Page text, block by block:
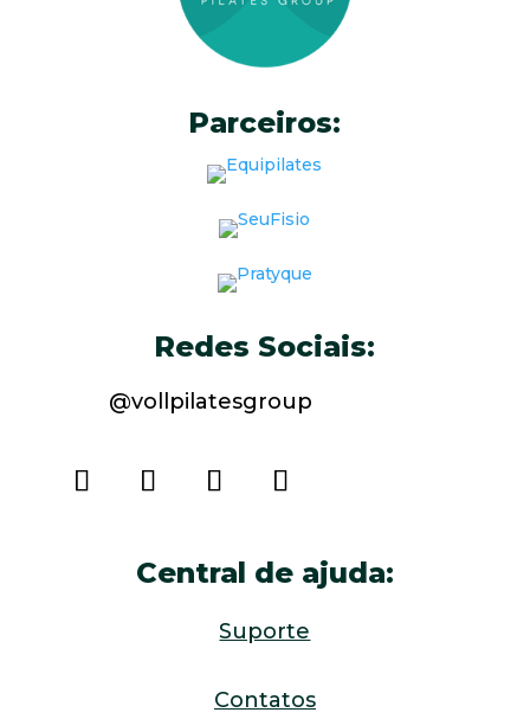
Parceiros:
Redes Sociais:
@vollpilatesgroup
Central de ajuda:
Suporte
Contatos